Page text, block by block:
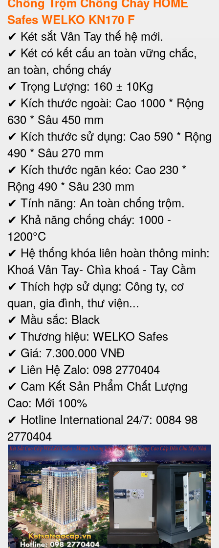
Safes WELKO KN170 F
✔ Két sắt Vân Tay thế hệ mới.
✔ Két có kết cấu an toàn vững chắc,
an toàn, chống cháy
✔ Trọng Lượng: 160 ± 10Kg
✔ Kích thước ngoài: Cao 1000 * Rộng
630 * Sâu 450 mm
✔ Kích thước sử dụng: Cao 590 * Rộng
490 * Sâu 270 mm
✔ Kích thước ngăn kéo: Cao 230 *
Rộng 490 * Sâu 230 mm
✔ Tính năng: An toàn chống trộm.
✔ Khả năng chống cháy: 1000 -
1200°C
✔ Hệ thống khóa liên hoàn thông minh:
Khoá Vân Tay- Chìa khoá - Tay Cầm
✔ Thích hợp sử dụng: Công ty, cơ
quan, gia đình, thư viện...
✔ Mầu sắc: Black
✔ Thương hiệu: WELKO Safes
✔ Giá: 7.300.000 VNĐ
✔ Liên Hệ Zalo: 098 2770404
✔ Cam Kết Sản Phẩm Chất Lượng
Cao: Mới 100%
✔ Hotline International 24/7: 0084 98
2770404